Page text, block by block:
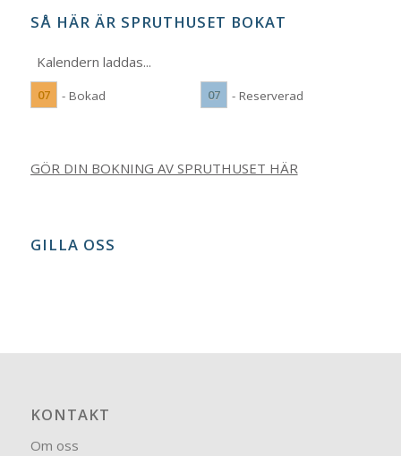
SÅ HÄR ÄR SPRUTHUSET BOKAT
Kalendern laddas...
07 - Bokad 07 - Reserverad
GÖR DIN BOKNING AV SPRUTHUSET HÄR
GILLA OSS
KONTAKT
Om oss